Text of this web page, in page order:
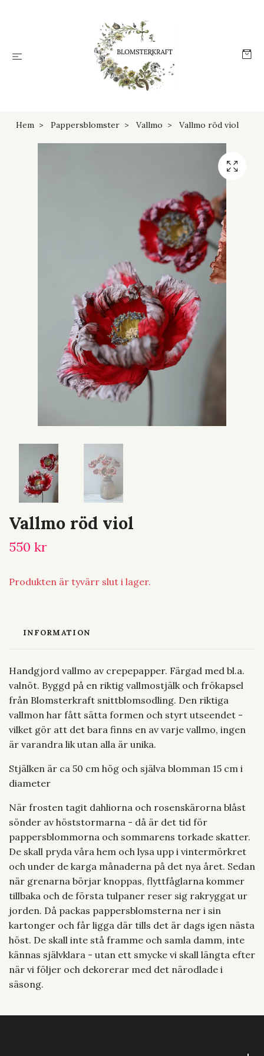
Hem Pappersblomster Vallmo Vallmo röd viol
Vallmo röd viol
550 kr
Produkten är tyvärr slut i lager.
INFORMATION
Handgjord vallmo av crepepapper. Färgad med bl.a.
valnöt. Byggd på en riktig vallmostjälk och frökapsel
från Blomsterkraft snittblomsodling. Den riktiga
vallmon har fått sätta formen och styrt utseendet -
vilket gör att det bara finns en av varje vallmo, ingen
är varandra lik utan alla är unika.
Stjälken är ca 50 cm hög och själva blomman 15 cm i
diameter
När frosten tagit dahliorna och rosenskärorna blåst
sönder av höststormarna - då är det tid för
pappersblommorna och sommarens torkade skatter.
De skall pryda våra hem och lysa upp i vintermörkret
och under de karga månaderna på det nya året. Sedan
när grenarna börjar knoppas, flyttfåglarna kommer
tillbaka och de första tulpaner reser sig rakryggat ur
jorden. Då packas pappersblomsterna ner i sin
kartonger och får ligga där tills det är dags igen nästa
höst. De skall inte stå framme och samla damm, inte
kännas självklara - utan ett smycke vi skall längta efter
när vi följer och dekorerar med det närodlade i
säsong.